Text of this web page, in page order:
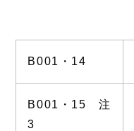
B001・14
B001・15 注
3